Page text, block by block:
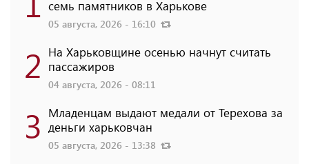
семь памятников в Харькове
05 августа, 2026 - 16:10
2 На Харьковщине осенью начнут считать
пассажиров
04 августа, 2026 - 08:11
3 Младенцам выдают медали от Терехова за
деньги харьковчан
05 августа, 2026 - 13:38